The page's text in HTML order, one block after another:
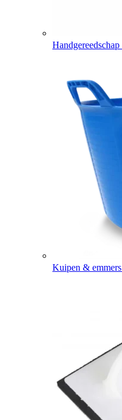
Handgereedschap
Kuipen & emmers